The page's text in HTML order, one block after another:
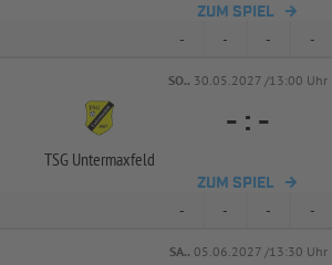
ZUM SPIEL
- - - -
SO.. 30.05.2027 /13:00 Uhr
TSG Untermaxfeld
- : -
ZUM SPIEL
- - - -
SA.. 05.06.2027 /13:30 Uhr